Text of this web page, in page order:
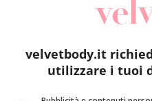
un’auto ibrida nel
indiscutibili vantaggi offerti
viaggiare su strada
aicosti di gestioneche
del bollo, il
e degni di nota
.
velvetbody.it
utilizzare i tuoi